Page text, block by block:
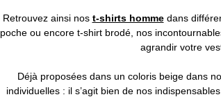
Retrouvez ainsi nos t-shirts hommedans
poche ou encore t-shirt brodé, nos
agrandir votre
Déjà proposées dans un coloris beige dans
individuelles : il s’agit bien de nos